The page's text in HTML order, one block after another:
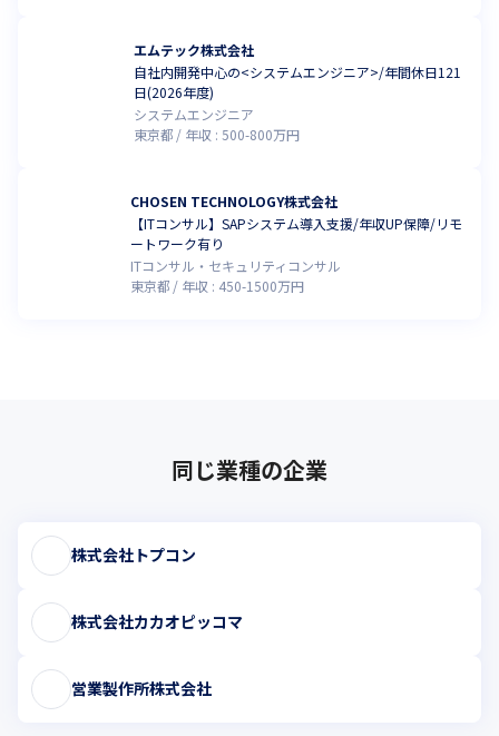
エムテック株式会社
自社内開発中心の<システムエンジニア>/年間休日121
日(2026年度)
システムエンジニア
東京都
年収 : 500-800万円
CHOSEN TECHNOLOGY株式会社
【ITコンサル】SAPシステム導入支援/年収UP保障/リモ
ートワーク有り
ITコンサル・セキュリティコンサル
東京都
年収 : 450-1500万円
同じ業種の企業
株式会社トプコン
株式会社カカオピッコマ
営業製作所株式会社